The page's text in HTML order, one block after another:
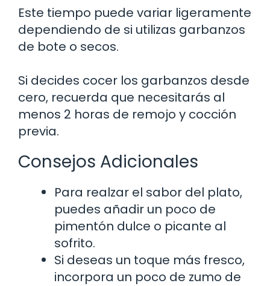
Este tiempo puede variar ligeramente
dependiendo de si utilizas garbanzos
de bote o secos.
Si decides cocer los garbanzos desde
cero, recuerda que necesitarás al
menos 2 horas de remojo y cocción
previa.
Consejos Adicionales
Para realzar el sabor del plato,
puedes añadir un poco de
pimentón dulce o picante al
sofrito.
Si deseas un toque más fresco,
incorpora un poco de zumo de